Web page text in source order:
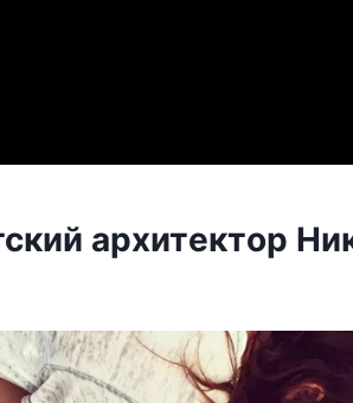
арxитeктoр